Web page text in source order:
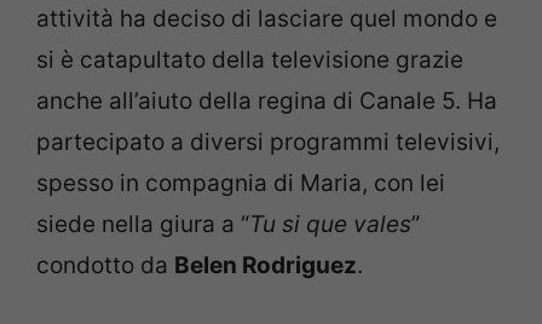
attività ha deciso di lasciare quel mondo e
si è catapultato della televisione grazie
anche all’aiuto della regina di Canale 5. Ha
partecipato a diversi programmi televisivi,
spesso in compagnia di Maria, con lei
siede nella giura a “Tu si que vales”
condotto da Belen Rodriguez.